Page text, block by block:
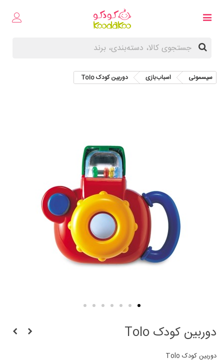
سیسمونی اسباب‌بازی دوربین کودک Tolo
دوربین کودک Tolo
دوربین کودک Tolo